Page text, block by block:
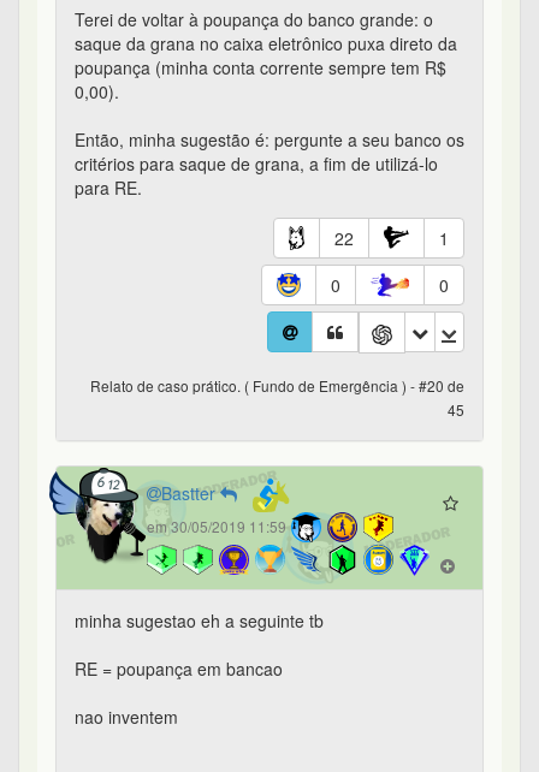
Terei de voltar à poupança do banco grande: o
saque da grana no caixa eletrônico puxa direto da
poupança (minha conta corrente sempre tem R$
0,00).
Então, minha sugestão é: pergunte a seu banco os
critérios para saque de grana, a fim de utilizá-lo
para RE.
22
1
0
0
Relato de caso prático. ( Fundo de Emergência ) - #20 de
45
Bastter
em 30/05/2019 11:59
minha sugestao eh a seguinte tb
RE = poupança em bancao
nao inventem